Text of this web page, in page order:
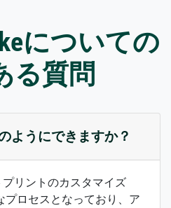
についての
る質問
ようにできますか？
プリントのカスタマイズ
プロセスとなっており、ア